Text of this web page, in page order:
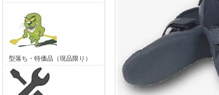
型落ち・特価品（現品限り）